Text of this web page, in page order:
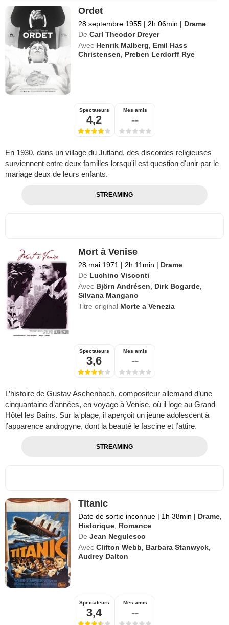
Ordet
28 septembre 1955 | 2h 06min | Drame
De Carl Theodor Dreyer
Avec Henrik Malberg, Emil Hass
Christensen, Preben Lerdorff Rye
Spectateurs
4,2
Mes amis
--
En 1930, dans un village du Jutland, des discordes religieuses
surviennent entre deux familles lorsqu'il est question d'unir par le
mariage deux de leurs enfants.
STREAMING
Mort à Venise
28 mai 1971 | 2h 11min | Drame
De Luchino Visconti
Avec Björn Andrésen, Dirk Bogarde,
Silvana Mangano
Titre original Morte a Venezia
Spectateurs
3,6
Mes amis
--
L’histoire de Gustav Aschenbach, compositeur allemand d’une
cinquantaine d’années, en voyage à Venise, où il loge au Grand
Hôtel les Bains. Sur la plage, il aperçoit un jeune adolescent à
l’apparence androgyne, dont la beauté le fascine et l’attire.
STREAMING
Titanic
Date de sortie inconnue | 1h 38min | Drame,
Historique, Romance
De Jean Negulesco
Avec Clifton Webb, Barbara Stanwyck,
Audrey Dalton
Spectateurs
3,4
Mes amis
--